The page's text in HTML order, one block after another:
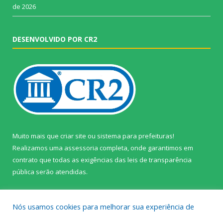
de 2026
DESENVOLVIDO POR CR2
Muito mais que criar site ou sistema para prefeituras!
Realizamos uma assessoria completa, onde garantimos em
contrato que todas as exigências das leis de transparência
pública serão atendidas.
Nós usamos cookies para melhorar sua experiência de